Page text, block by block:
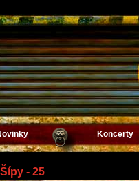
Koncerty
- 25